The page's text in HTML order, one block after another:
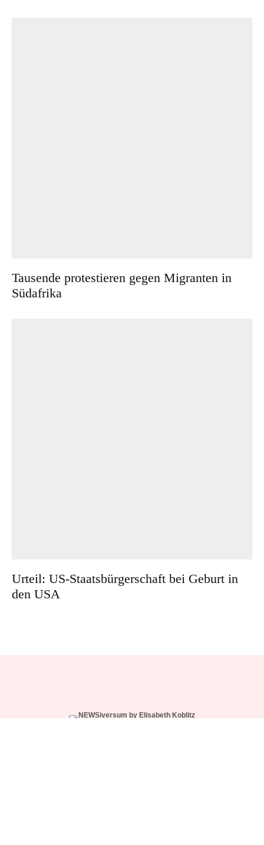
Tausende protestieren gegen Migranten in
Südafrika
Urteil: US-Staatsbürgerschaft bei Geburt in
den USA